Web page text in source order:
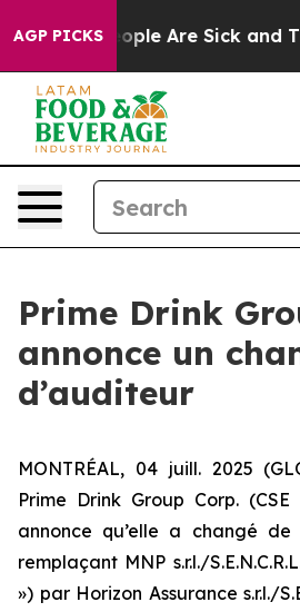
AGP PICKS
Win: “People Are Sick and
Prime Drink
annonce un
d’auditeur
MONTRÉAL, 04 juill. 2025
Prime Drink Group Corp.
annonce qu’elle a changé de
remplaçant MNP s.r.l./
») par Horizon Assurance s.r.l./